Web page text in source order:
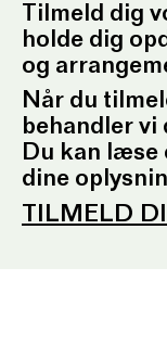
Om caféen
her
T: 93 96 99 61
Telefontid: Tirsdag –
kl. 10.30-12.30 og kl.
Presserum
Pressemeddelelser
Tilmeld dig
holde dig
og
Når du
behandler vi
Du kan læse
dine
TILMELD